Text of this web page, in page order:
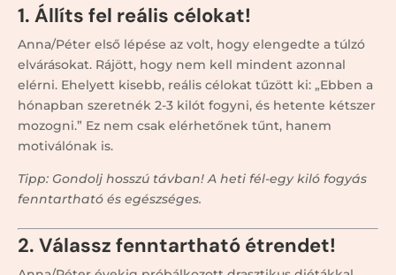
1. Állíts fel reális célokat!
Anna/Péter első lépése az volt, hogy elengedte a túlzó
elvárásokat. Rájött, hogy nem kell mindent azonnal
elérni. Ehelyett kisebb, reális célokat tűzött ki: „Ebben a
hónapban szeretnék 2-3 kilót fogyni, és hetente kétszer
mozogni.” Ez nem csak elérhetőnek tűnt, hanem
motiválónak is.
Tipp: Gondolj hosszú távban! A heti fél-egy kiló fogyás
fenntartható és egészséges.
2. Válassz fenntartható étrendet!